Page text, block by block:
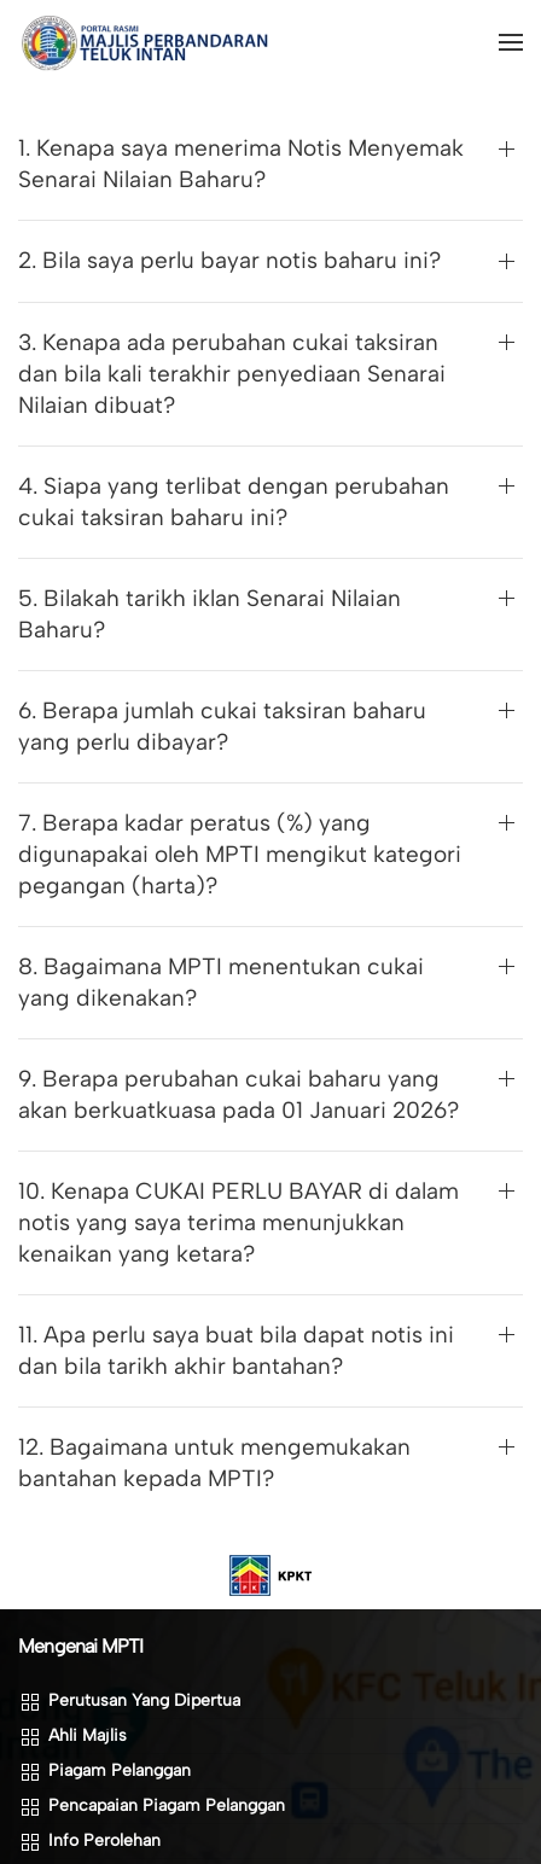
1. Kenapa saya menerima Notis Menyemak
Senarai Nilaian Baharu?
2. Bila saya perlu bayar notis baharu ini?
3. Kenapa ada perubahan cukai taksiran
dan bila kali terakhir penyediaan Senarai
Nilaian dibuat?
4. Siapa yang terlibat dengan perubahan
cukai taksiran baharu ini?
5. Bilakah tarikh iklan Senarai Nilaian
Baharu?
6. Berapa jumlah cukai taksiran baharu
yang perlu dibayar?
7. Berapa kadar peratus (%) yang
digunapakai oleh MPTI mengikut kategori
pegangan (harta)?
8. Bagaimana MPTI menentukan cukai
yang dikenakan?
9. Berapa perubahan cukai baharu yang
akan berkuatkuasa pada 01 Januari 2026?
10. Kenapa CUKAI PERLU BAYAR di dalam
notis yang saya terima menunjukkan
kenaikan yang ketara?
11. Apa perlu saya buat bila dapat notis ini
dan bila tarikh akhir bantahan?
12. Bagaimana untuk mengemukakan
bantahan kepada MPTI?
Mengenai MPTI
Perutusan Yang Dipertua
Ahli Majlis
Piagam Pelanggan
Pencapaian Piagam Pelanggan
Info Perolehan